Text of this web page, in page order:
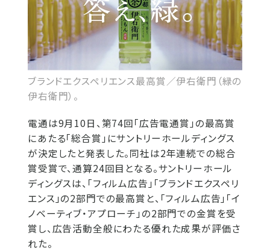
ブランドエクスペリエンス最高賞／伊右衛門（緑の
伊右衛門）。
電通は9月10日、第74回「広告電通賞」の最高賞
にあたる「総合賞」にサントリーホールディングス
が決定したと発表した。同社は2年連続での総合
賞受賞で、通算24回目となる。サントリーホール
ディングスは、「フィルム広告」「ブランドエクスペリ
エンス」の2部門での最高賞と、「フィルム広告」「イ
ノベーティブ・アプローチ」の2部門での金賞を受
賞し、広告活動全般にわたる優れた成果が評価さ
れた。